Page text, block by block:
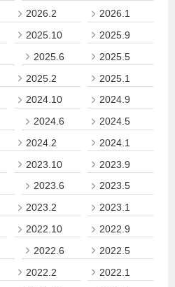
2026.2
2026.1
2025.10
2025.9
2025.6
2025.5
2025.2
2025.1
2024.10
2024.9
2024.6
2024.5
2024.2
2024.1
2023.10
2023.9
2023.6
2023.5
2023.2
2023.1
2022.10
2022.9
2022.6
2022.5
2022.2
2022.1